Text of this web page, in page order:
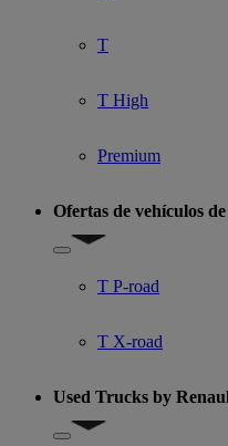
T
T High
Premium
Ofertas de vehículos
Show submenu for
T P-road
T X-road
Used Trucks by